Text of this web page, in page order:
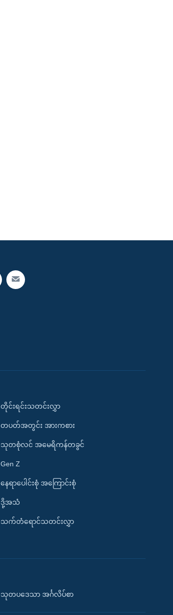
တိုင်းရင်းသတင်းလွှာ
တပတ်အတွင်း အားကစား
သုတစုံလင် အမေရိကန်တခွင်
Gen Z
နေရာပေါင်းစုံ အကြောင်းစုံ
ဒို့အသံ
သက်တံရောင်သတင်းလွှာ
သုတပဒေသာ အင်္ဂလိပ်စာ